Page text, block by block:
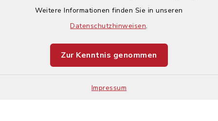
Weitere Informationen finden Sie in unseren
Datenschutzhinweisen.
Zur Kenntnis genommen
Impressum
Barrierefreiheit
Impressum
Sitemap